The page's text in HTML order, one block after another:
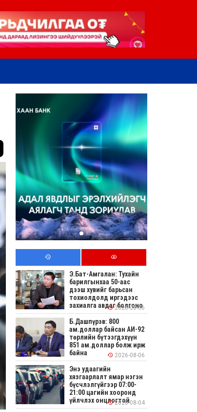
Э.Бат-Амгалан: Тухайн
барилгынхаа 50-аас
дээш хувийг барьсан
тохиолдолд иргэдээс
захиалга авдаг болгоно
2026-08-06
Б.Дашпүрэв: 800
ам.доллар байсан АИ-92
төрлийн бүтээгдэхүүн
851 ам.доллар болж ирж
байна
2026-08-06
Энэ удаагийн
хязгаарлалт ямар нэгэн
бүсчлэлгүйгээр 07:00-
21:00 цагийн хооронд
үйлчлэх онцлогтой2026-08-04